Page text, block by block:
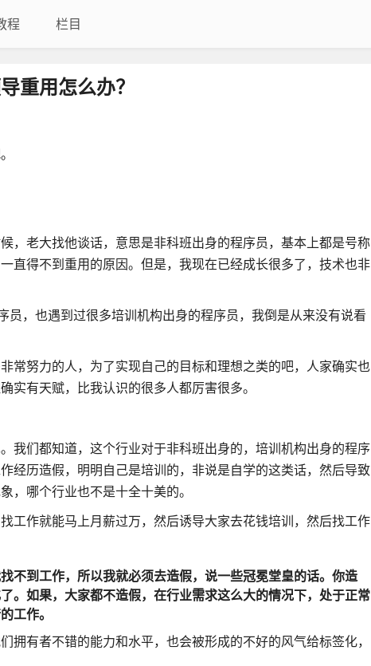
程 栏目
重用怎么办？
，老大找他谈话，意思是非科班出身的程序员，基本上都是号称
直得不到重用的原因。但是，我现在已经成长很多了，技术也非
，也遇到过很多培训机构出身的程序员，我倒是从来没有说看
常努力的人，为了实现自己的目标和理想之类的吧，人家确实也
实有天赋，比我认识的很多人都厉害很多。
我们都知道，这个行业对于非科班出身的，培训机构出身的程序
经历造假，明明自己是培训的，非说是自学的这类话，然后导致
，哪个行业也不是十全十美的。
工作就能马上月薪过万，然后诱导大家去花钱培训，然后找工作
不到工作，所以我就必须去造假，说一些冠冕堂皇的话。你造
。如果，大家都不造假，在行业需求这么大的情况下，处于正常
工作。
有者不错的能力和水平，也会被形成的不好的风气给标签化，